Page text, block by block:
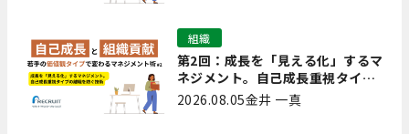
第2回：成長を「見える化」するマ
ネジメント。自己成長重視タイプ
の離職を防ぐ技術
組織
2026.08.05金井 一真